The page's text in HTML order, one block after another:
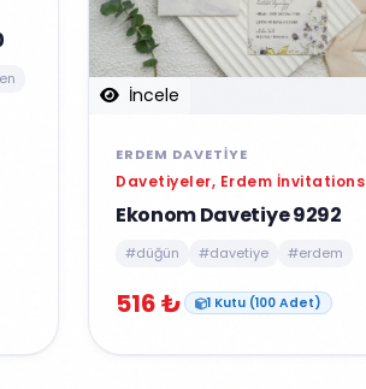
İncele
ERDEM DAVETIYE
Davetiyeler, Erdem İnvitations
Ekonom Davetiye 9292
#düğün #davetiye #erdem
516 ₺ 1 Kutu (100 Adet)